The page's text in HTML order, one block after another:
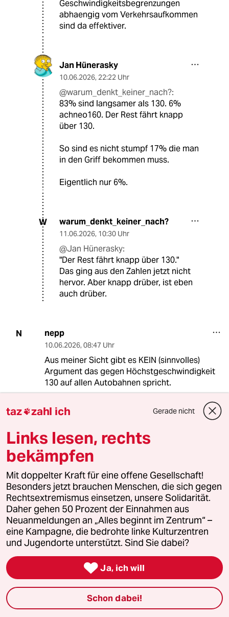
Geschwindigkeitsbegrenzungen
abhaengig vom Verkehrsaufkommen
sind da effektiver.
Jan Hünerasky
10.06.2026, 22:22 Uhr
@warum_denkt_keiner_nach?:
83% sind langsamer als 130. 6%
achneo160. Der Rest fährt knapp
über 130.
So sind es nicht stumpf 17% die man
in den Griff bekommen muss.
Eigentlich nur 6%.
W warum_denkt_keiner_nach?
11.06.2026, 10:30 Uhr
@Jan Hünerasky:
"Der Rest fährt knapp über 130."
Das ging aus den Zahlen jetzt nicht
hervor. Aber knapp drüber, ist eben
auch drüber.
N nepp
10.06.2026, 08:47 Uhr
Aus meiner Sicht gibt es KEIN (sinnvolles)
Argument das gegen Höchstgeschwindigkeit
130 auf allen Autobahnen spricht.
Weniger Unfälle, weniger Energieverbrauch,
weniger Lärm...
J JSch
11.06.2026,07:15 Uhr
@nepp:
Es muss kein Argument gegen ein
Verbot geben, es muss immer
Argumente dafür geben und die
müssen auch die "Bevormundung"
rechtfertigen. Problematisch ist, dass
vieles was dafür spricht eigentlich
nur von den wirklichen Problemen
ablenkt. Z.B. CO2? Einschränkung der
Superreichen und ihrer jets und
yachten wurden weitaus mehr
bringen, als die paar Leute, die dann
taz zahl ich Gerade nicht
Links lesen, rechts
bekämpfen
Mit doppelter Kraft für eine offene Gesellschaft!
Besonders jetzt brauchen Menschen, die sich gegen
Rechtsextremismus einsetzen, unsere Solidarität.
Daher gehen 50 Prozent der Einnahmen aus
Neuanmeldungen an „Alles beginnt im Zentrum“ –
eine Kampagne, die bedrohte linke Kulturzentren
und Jugendorte unterstützt. Sind Sie dabei?
 Ja, ich will
Schon dabei!